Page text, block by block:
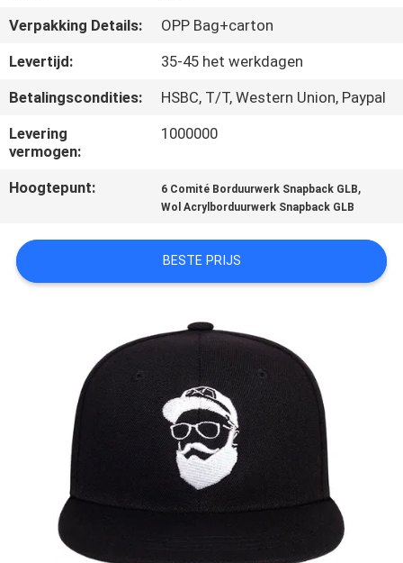
NIEUWS
GEVALLEN
SITEMAP
PRIVACY
Verpakking Details:
OPP Bag+carton
Levertijd:
35-45 het werkdagen
Betalingscondities:
HSBC, T/T, Western Union, Paypal
Levering
vermogen:
1000000
Hoogtepunt: 6 Comité Borduurwerk Snapback GLB,
Wol Acrylborduurwerk Snapback GLB
BESTE PRIJS